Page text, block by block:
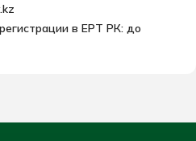
в ЕРТ РК: до